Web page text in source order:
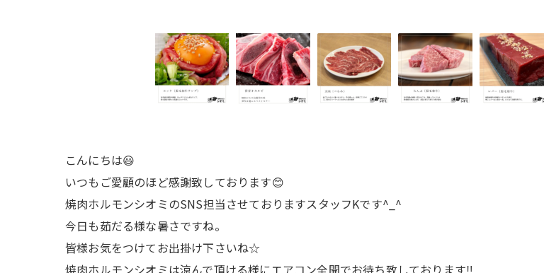
こんにちは😃
いつもご愛顧のほど感謝致しております😊
焼肉ホルモンシオミのSNS担当させておりますスタッフKです^_^
今日も茹だる様な暑さですね。
皆様お気をつけてお出掛け下さいね☆
焼肉ホルモンシオミは涼んで頂ける様にエアコン全開でお待ち致しております‼️